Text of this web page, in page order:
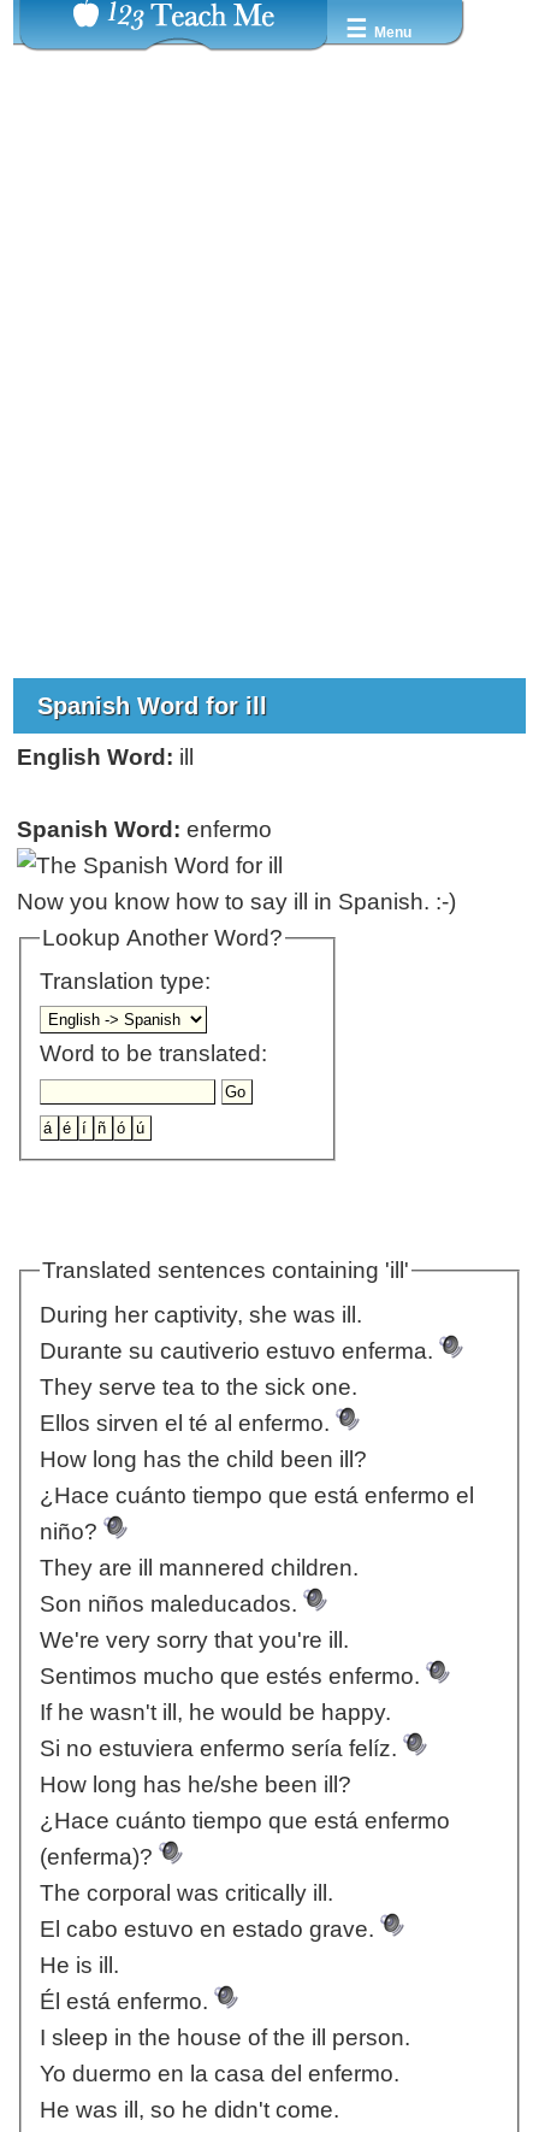
☰ Menu
Spanish Word for ill
English Word: ill
Spanish Word: enfermo
Now you know how to say ill in Spanish. :-)
Lookup Another Word?
Translation type:
Word to be translated:
Translated sentences containing 'ill'
During her captivity, she was ill.
Durante su cautiverio estuvo enferma.
They serve tea to the sick one.
Ellos sirven el té al enfermo.
How long has the child been ill?
¿Hace cuánto tiempo que está enfermo el
niño?
They are ill mannered children.
Son niños maleducados.
We're very sorry that you're ill.
Sentimos mucho que estés enfermo.
If he wasn't ill, he would be happy.
Si no estuviera enfermo sería felíz.
How long has he/she been ill?
¿Hace cuánto tiempo que está enfermo
(enferma)?
The corporal was critically ill.
El cabo estuvo en estado grave.
He is ill.
Él está enfermo.
I sleep in the house of the ill person.
Yo duermo en la casa del enfermo.
He was ill, so he didn't come.